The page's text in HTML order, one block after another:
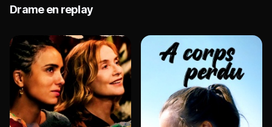
Drame en replay